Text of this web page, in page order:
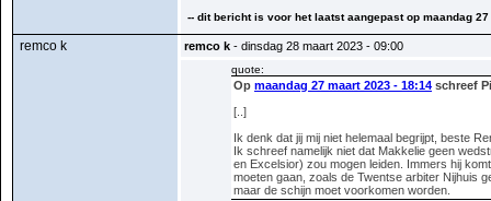
-- dit bericht is voor het laatst aangepast op maandag
remco k remco k - dinsdag 28 maart 2023 - 09:00
quote:
Op maandag 27 maart 2023 - 18:14 schreef
[..]
Ik denk dat jij mij niet helemaal begrijpt, beste
Ik schreef namelijk niet dat Makkelie geen
en Excelsior) zou mogen leiden. Immers hij
moeten gaan, zoals de Twentse arbiter Nijhuis
maar de schijn moet voorkomen worden.